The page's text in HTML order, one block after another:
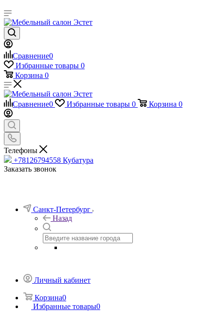
Сравнение0
Избранные товары 0
Корзина 0
Сравнение0 Избранные товары 0 Корзина 0
Телефоны
+78126794558 Кубатура
Заказать звонок
Санкт-Петербург
Назад
Личный кабинет
Корзина0
Избранные товары0